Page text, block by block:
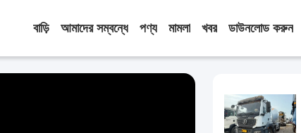
বাড়ি আমাদের সম্বন্ধে পণ্য মামলা খবর ডাউনলোড করুন